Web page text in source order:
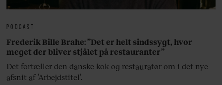
PODCAST
Frederik Bille Brahe: ”Det er helt sindssygt, hvor
meget der bliver stjålet på restauranter”
Det fortæller den danske kok og restauratør om i det nye
afsnit af ’Arbejdstitel’.